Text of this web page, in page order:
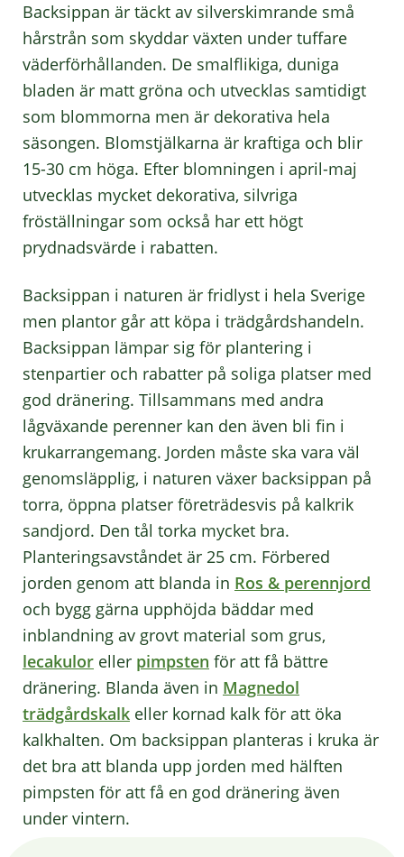
Backsippan är täckt av silverskimrande små
hårstrån som skyddar växten under tuffare
väderförhållanden. De smalflikiga, duniga
bladen är matt gröna och utvecklas samtidigt
som blommorna men är dekorativa hela
säsongen. Blomstjälkarna är kraftiga och blir
15-30 cm höga. Efter blomningen i april-maj
utvecklas mycket dekorativa, silvriga
fröställningar som också har ett högt
prydnadsvärde i rabatten.
Backsippan i naturen är fridlyst i hela Sverige
men plantor går att köpa i trädgårdshandeln.
Backsippan lämpar sig för plantering i
stenpartier och rabatter på soliga platser med
god dränering. Tillsammans med andra
lågväxande perenner kan den även bli fin i
krukarrangemang. Jorden måste ska vara väl
genomsläpplig, i naturen växer backsippan på
torra, öppna platser företrädesvis på kalkrik
sandjord. Den tål torka mycket bra.
Planteringsavståndet är 25 cm. Förbered
jorden genom att blanda in Ros & perennjord
och bygg gärna upphöjda bäddar med
inblandning av grovt material som grus,
lecakulor eller pimpsten för att få bättre
dränering. Blanda även in Magnedol
trädgårdskalk eller kornad kalk för att öka
kalkhalten. Om backsippan planteras i kruka är
det bra att blanda upp jorden med hälften
pimpsten för att få en god dränering även
under vintern.